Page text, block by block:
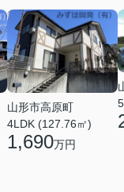
山形市高原町
4LDK (127.76㎡)
1,690万円